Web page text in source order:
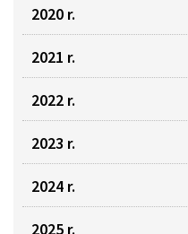
2020 r.
2021 r.
2022 r.
2023 r.
2024 r.
2025 r.